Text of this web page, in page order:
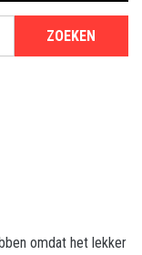
ZOEKEN
omdat het lekker